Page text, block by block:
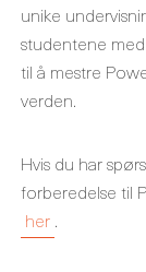
unike
studentene
til å mestre
verden.
Hvis du har
forberedelse til
her .